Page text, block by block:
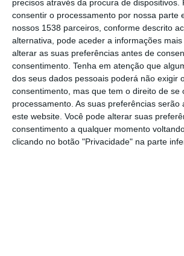
precisos através da procura de dispositivos.
consentir o processamento por nossa parte
nossos 1538 parceiros, conforme descrito
alternativa, pode aceder a informações
alterar as suas preferências antes de
consentimento. Tenha em atenção que
dos seus dados pessoais poderá não exigir
consentimento, mas que tem o direito de se
processamento. As suas preferências serão
este website. Você pode alterar suas
consentimento a qualquer momento
clicando no botão "Privacidade" na parte
INE.
Segundo o Instituto Nacional
(INE), “a variação homóloga
habitação por metro quadrado
dezembro de 2025 (5,0% no
sendo que “todas as regiões
variações homólogas positivas